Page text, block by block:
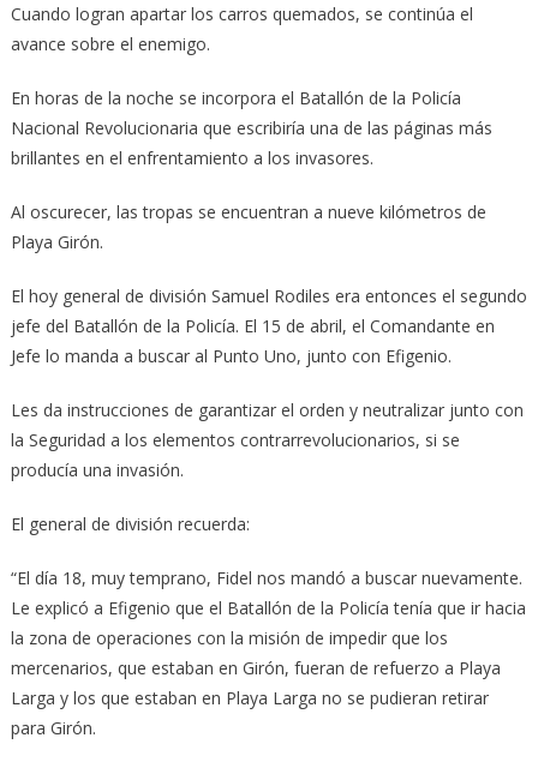
Cuando logran apartar los carros quemados, se continúa el
avance sobre el enemigo.
En horas de la noche se incorpora el Batallón de la Policía
Nacional Revolucionaria que escribiría una de las páginas más
brillantes en el enfrentamiento a los invasores.
Al oscurecer, las tropas se encuentran a nueve kilómetros de
Playa Girón.
El hoy general de división Samuel Rodiles era entonces el segundo
jefe del Batallón de la Policía. El 15 de abril, el Comandante en
Jefe lo manda a buscar al Punto Uno, junto con Efigenio.
Les da instrucciones de garantizar el orden y neutralizar junto con
la Seguridad a los elementos contrarrevolucionarios, si se
producía una invasión.
El general de división recuerda:
“El día 18, muy temprano, Fidel nos mandó a buscar nuevamente.
Le explicó a Efigenio que el Batallón de la Policía tenía que ir hacia
la zona de operaciones con la misión de impedir que los
mercenarios, que estaban en Girón, fueran de refuerzo a Playa
Larga y los que estaban en Playa Larga no se pudieran retirar
para Girón.